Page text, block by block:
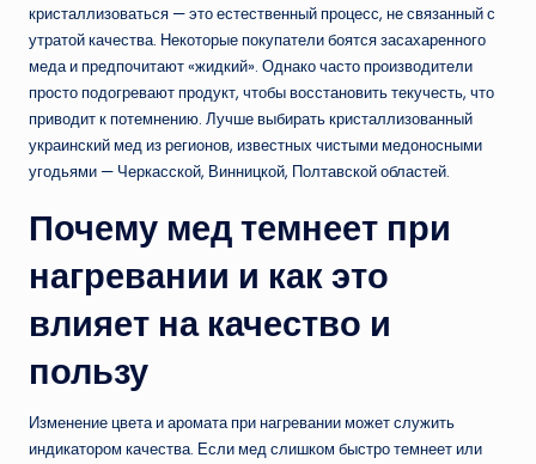
кристаллизоваться — это естественный процесс, не связанный с
утратой качества. Некоторые покупатели боятся засахаренного
меда и предпочитают «жидкий». Однако часто производители
просто подогревают продукт, чтобы восстановить текучесть, что
приводит к потемнению. Лучше выбирать кристаллизованный
украинский мед из регионов, известных чистыми медоносными
угодьями — Черкасской, Винницкой, Полтавской областей.
Почему мед темнеет при
нагревании и как это
влияет на качество и
пользу
Изменение цвета и аромата при нагревании может служить
индикатором качества. Если мед слишком быстро темнеет или